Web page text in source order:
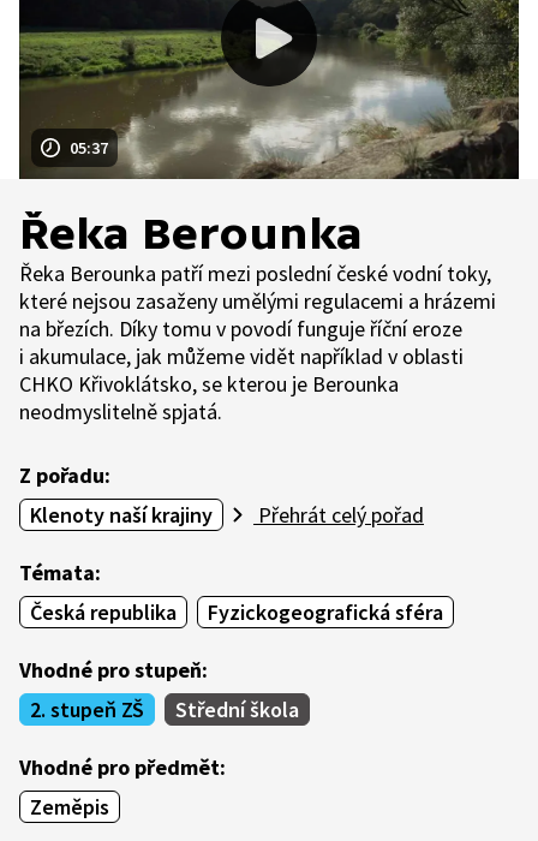
05:37
Řeka Berounka
Řeka Berounka patří mezi poslední české vodní toky,
které nejsou zasaženy umělými regulacemi a hrázemi
na březích. Díky tomu v povodí funguje říční eroze
i akumulace, jak můžeme vidět například v oblasti
CHKO Křivoklátsko, se kterou je Berounka
neodmyslitelně spjatá.
Z pořadu:
Klenoty naší krajiny
Přehrát celý pořad
Témata:
Česká republika
Fyzickogeografická sféra
Vhodné pro stupeň:
2. stupeň ZŠ
Střední škola
Vhodné pro předmět:
Zeměpis